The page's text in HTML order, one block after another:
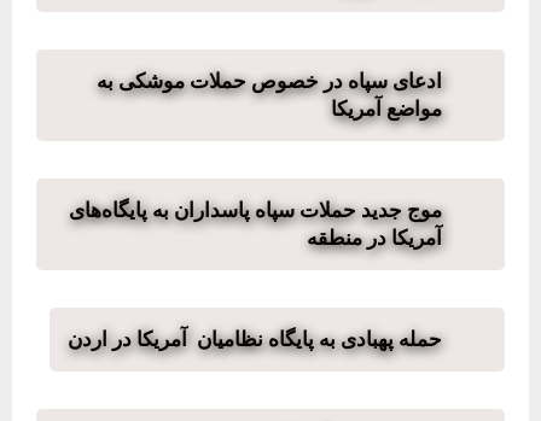
ادعای سپاه در خصوص حملات موشکی به
مواضع آمریکا
موج جدید حملات سپاه پاسداران به پایگاه‌های
آمریکا در منطقه
حمله پهبادی به پایگاه نظامیان آمریکا در اردن